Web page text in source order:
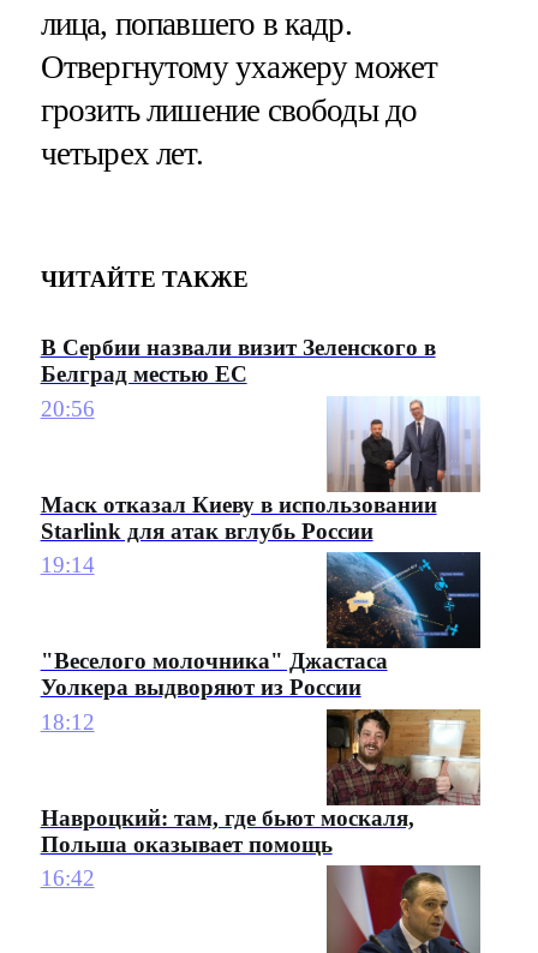
лица, попавшего в кадр.
Отвергнутому ухажеру может
грозить лишение свободы до
четырех лет.
ЧИТАЙТЕ ТАКЖЕ
В Сербии назвали визит Зеленского в
Белград местью ЕС
20:56
Маск отказал Киеву в использовании
Starlink для атак вглубь России
19:14
"Веселого молочника" Джастаса
Уолкера выдворяют из России
18:12
Навроцкий: там, где бьют москаля,
Польша оказывает помощь
16:42